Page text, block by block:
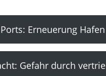
Erneuerung
Gefahr durch